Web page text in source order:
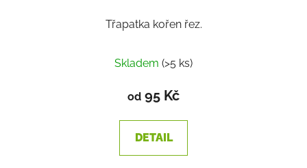
Třapatka kořen řez.
Skladem (>5 ks)
od 95 Kč
DETAIL